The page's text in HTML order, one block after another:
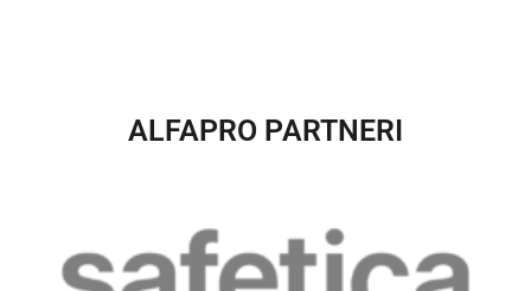
ALFAPRO PARTNERI​